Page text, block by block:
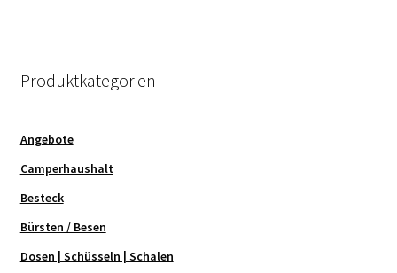
Produktkategorien
Angebote
Camperhaushalt
Besteck
Bürsten / Besen
Dosen | Schüsseln | Schalen